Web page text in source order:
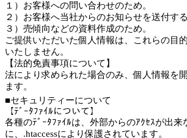
１）お客様への問い合わせのため。
２）お客様へ当社からのお知らせを送付する
３）売傾向などの資料作成のため。
ご提供いただいた個人情報は、これらの目
いたしません。
【法的免責事項について】
法により求められた場合のみ、個人情報を
ます。
■セキュリティーについて
【ﾃﾞｰﾀﾌｧｲﾙについて】
各種のﾃﾞｰﾀﾌｧｲﾙは、外部からのｱｸｾｽが出来
に、.htaccessにより保護されています。